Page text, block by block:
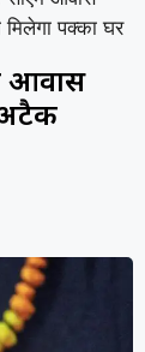
पक्का घर
आवास
अटैक